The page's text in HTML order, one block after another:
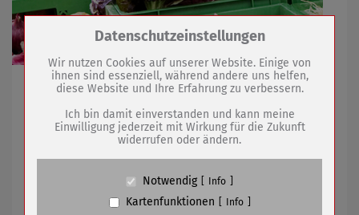
Statt Karfreitag sind Händler bereits Mittwoch da
Wasser für Spendenbäume auf der
Werrchenwiese
Zum Betrieb der Seite notwendige Cookies /
Name
PHP Session Cookie
Anbieter
Eigentümer dieser Website (Wenko-
Wenselaar GmbH & Co. KG)
Absicherung Kontaktformular / SPAM
Datenschutzeinstellungen
Wir nutzen Cookies auf unserer Website. Einige von
ihnen sind essenziell, während andere uns helfen,
diese Website und Ihre Erfahrung zu verbessern.
Ich bin damit einverstanden und kann meine
Einwilligung jederzeit mit Wirkung für die Zukunft
widerrufen oder ändern.
Notwendig Info
Kartenfunktionen Info